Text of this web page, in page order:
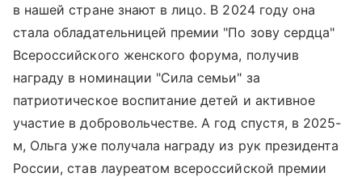
в нашей стране знают в лицо. В 2024 году она
стала обладательницей премии "По зову сердца"
Всероссийского женского форума, получив
награду в номинации "Сила семьи" за
патриотическое воспитание детей и активное
участие в добровольчестве. А год спустя, в 2025-
м, Ольга уже получала награду из рук президента
России, став лауреатом всероссийской премии